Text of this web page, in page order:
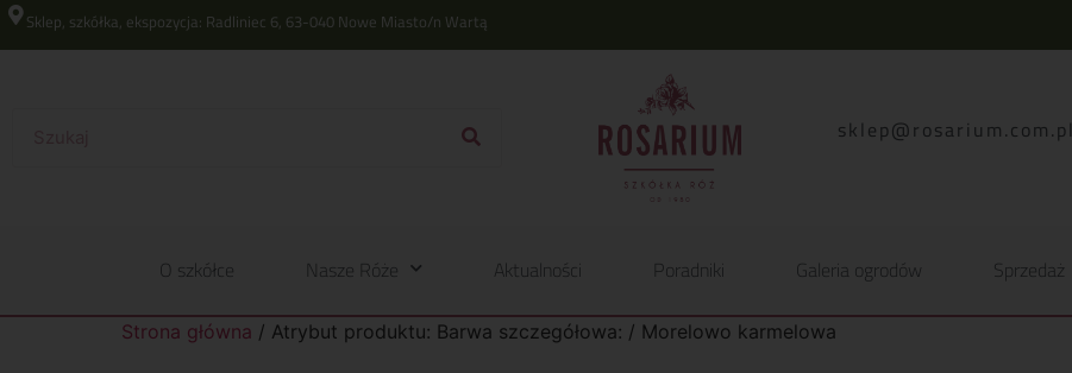
Sklep, szkółka, ekspozycja: Radliniec 6, 63-040 Nowe Miasto/n Wartą
lp.moc.muirasor@pelks
O szkółce Nasze Róże Aktualności Poradniki Galeria ogrodów Sprzedaż
Strona główna / Atrybut produktu: Barwa szczegółowa: / Morelowo karmelowa